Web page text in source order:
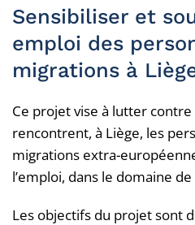
Sensibiliser et
emploi des
migrations à
Ce projet vise à lutter
rencontrent, à Liège, les
migrations extra-
l’emploi, dans le domaine
Les objectifs du projet sont